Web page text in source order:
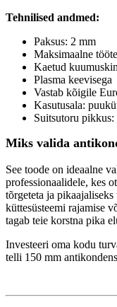
Tehnilised andmed:
Paksus: 2 mm
Maksimaalne
Kaetud
Plasma keevisega
Vastab kõigile
Kasutusala:
Suitsutoru pikkus:
Miks valida
See toode on ideaalne
professionaalidele, kes
tõrgeteta ja
küttesüsteemi rajamise
tagab teie korstna pika
Investeeri oma kodu
telli 150 mm